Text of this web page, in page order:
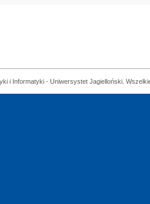
i Informatyki - Uniwersystet Jagielloński.